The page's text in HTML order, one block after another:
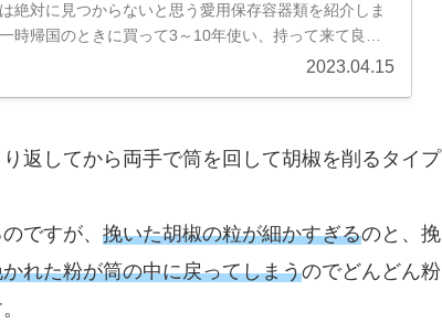
絶対に見つからないと思う愛用保存容器類を紹介しま
時帰国のときに買って3～10年使い、持って来て良か
2023.04.15
返してから両手で筒を回して胡椒を削るタイプ
ですが、 挽いた胡椒の粒が細かすぎるのと、挽
れた粉が筒の中に戻ってしまうのでどんどん粉